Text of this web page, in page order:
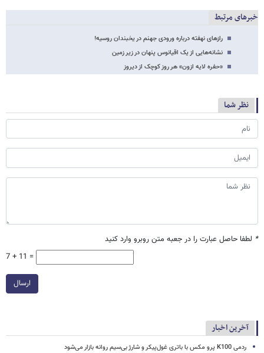
خبرهای مرتبط
رازهای نهفته درباره ورودی جهنم در یخبندان روسیه!
نشانه‌هایی از یک اقیانوس پنهان در زیر زمین
«حفره لایه ازون» هر روز کوچک از دیروز
نظر شما
* لطفا حاصل عبارت را در جعبه متن روبرو وارد کنید
7 + 11 =
ارسال
آخرین اخبار
ردمی K100 پرو مکس با باتری غول‌پیکر و شارژ بی‌سیم روانه بازار می‌شود